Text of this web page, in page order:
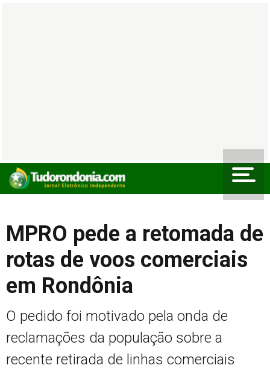
MPRO pede a retomada de
rotas de voos comerciais
em Rondônia
O pedido foi motivado pela onda de
reclamações da população sobre a
recente retirada de linhas comerciais